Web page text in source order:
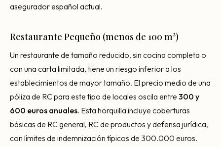
asegurador español actual.
Restaurante Pequeño (menos de 100 m²)
Un restaurante de tamaño reducido, sin cocina completa o
con una carta limitada, tiene un riesgo inferior a los
establecimientos de mayor tamaño. El precio medio de una
póliza de RC para este tipo de locales oscila entre 300 y
600 euros anuales. Esta horquilla incluye coberturas
básicas de RC general, RC de productos y defensa jurídica,
con límites de indemnización típicos de 300.000 euros.